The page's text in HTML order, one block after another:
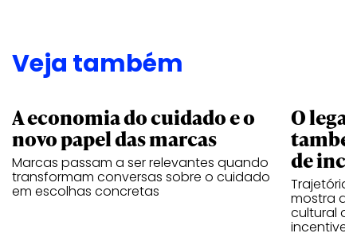
Veja também
A economia do cuidado e o
novo papel das marcas
Marcas passam a ser relevantes quando
transformam conversas sobre o cuidado
em escolhas concretas
O
de
Trajetória
mostra
cultural
incentive